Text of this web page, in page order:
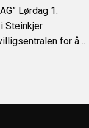
Lørdag 1.
Steinkjer
for å…